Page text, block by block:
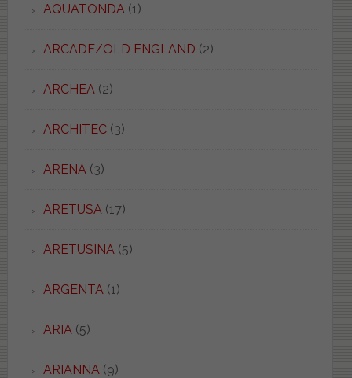
AQUATONDA (1)
ARCADE/OLD ENGLAND (2)
ARCHEA (2)
ARCHITEC(3)
ARENA (3)
ARETUSA (17)
ARETUSINA (5)
ARGENTA (1)
ARIA (5)
ARIANNA (9)